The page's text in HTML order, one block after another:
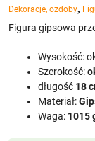
Dekoracje, ozdoby,
Figura gipsowa
Wysokość:
Szerokość:
długość 18
Materiał:
Waga: 1015